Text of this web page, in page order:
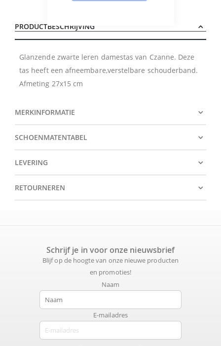
PRODUCTBESCHRIJVING
Glanzende zwarte leren damestas van Czanne. Deze
tas heeft een afneembare,verstelbare schouderband.
Afmeting 27x15 cm
MERKINFORMATIE
SCHOENMATENTABEL
LEVERING
RETOURNEREN
Schrijf je in voor onze nieuwsbrief
Blijf op de hoogte van onze nieuwe producten
en promoties!
Naam
E-mailadres